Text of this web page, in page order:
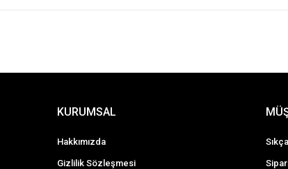
KURUMSAL
Hakkımızda
Gizlilik Sözleşmesi